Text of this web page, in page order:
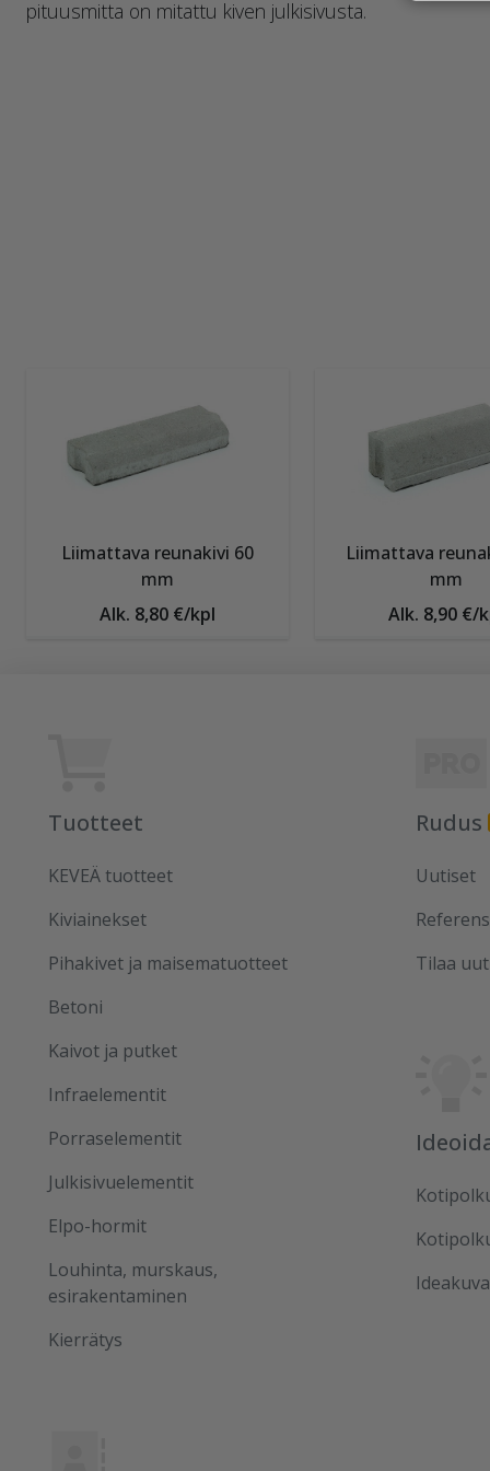
pituusmitta on mitattu kiven julkisivusta.
Liimattava reunakivi 60
mm
Alk. 8,80 €/kpl
Liimattava
mm
Alk. 8,90 €/
Tuotteet
KEVEÄ tuotteet
Kiviainekset
Pihakivet ja maisematuotteet
Betoni
Kaivot ja putket
Infraelementit
Porraselementit
Julkisivuelementit
Elpo-hormit
Louhinta, murskaus,
esirakentaminen
Kierrätys
Rudus
Uutiset
Tilaa